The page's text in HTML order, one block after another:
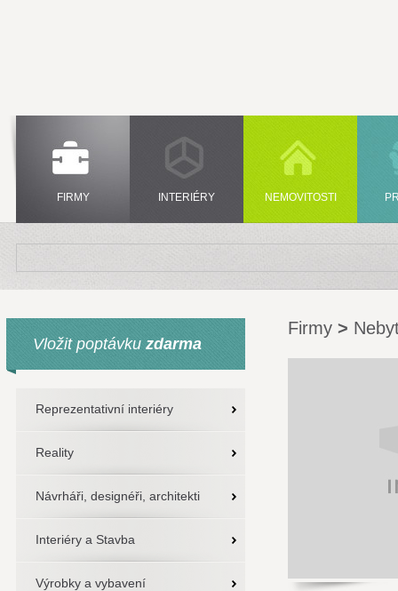
FIRMY INTERIÉRY NEMOVITOSTI
Vložit poptávku zdarma
Reprezentativní interiéry
Reality
Návrháři, designéři, architekti
Interiéry a Stavba
Výrobky a vybavení
Firmy >